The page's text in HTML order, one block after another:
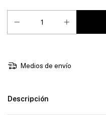
Medios de envío
Descripción